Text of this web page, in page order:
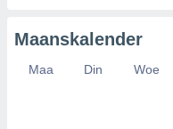
Maanskalender
Maa Din Woe